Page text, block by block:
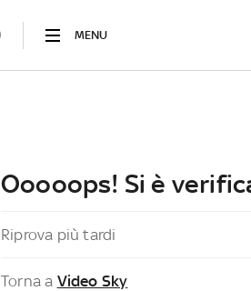
MENU
Ooooops! Si è
Riprova più tardi
Torna a Video Sky